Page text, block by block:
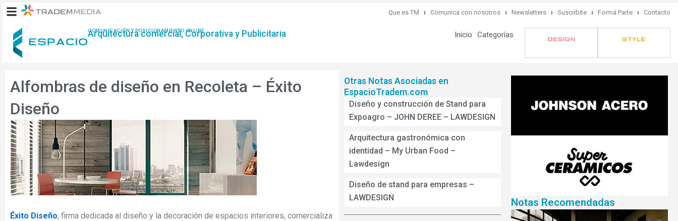
contenido
Que es TM Comunicá con nosotros Newsletters Suscribite Formá Parte Contacto
COMUNICACIÓN Y POSICIONAMIENTO ONLINE
Arquitectura comercial, Corporativa y Publicitaria Inicio Categorías
Alfombras de diseño en Recoleta – Éxito
Diseño
Éxito Diseño, firma dedicada al diseño y la decoración de espacios interiores, comercializa
Otras Notas Asociadas en
EspacioTradem.com
Diseño y construcción de Stand para
Expoagro – JOHN DEREE – LAWDESIGN
Arquitectura gastronómica con
identidad – My Urban Food –
Lawdesign
Diseño de stand para empresas –
LAWDESIGN
Notas Recomendadas